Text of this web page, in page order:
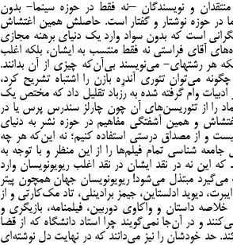
و نویسندگان –نه فقط در حوزه سینما- بدون
در حوزه نوشتار و گفتار است. حاصلش همین اغتشاش
است که بدون سواد وارد یک دنیای برهنه مجازی
آقای فراستی نه فقط منتسب به ایشان، بلکه اغلب
نویسندگان بی‌پایه و اساسی است که در نشریات –و نه فقط سینمایی بلکه هر رشته‎ای- می‌نویسند بی‌آن‌که چیزی از آن بدانند.
می‌توان تئوری آندره بازن را اشتباه تشریح کرد،
وام گرفته شده به رُزباد تقلیل داد که مختص یک
را از تئوریسن‌های آن چون چارلز سندرس پرس یا در
و همین آشفتگی مفاهیم در حوزه نشر به دنیای
و از مصداق درستی استفاده کنیم؛ نه این‌که هر چه
شناسی تمام فیلم‌ها را از این منظر و با توجه به
این نه در نقد ایشان در نقد اغلب ریویونویسان وارد
مبتذل می‌شود! ریویونویسان جهان همچون پیتر
دیوید ادلستاین، جیمز برادینلی، تاد مک‌کارتی و از
داستان و واکاوی دوربین، فیلمنامه، بازیگری و
و در آن‌جا نمی‌گویند چرا استاد دانشگاه که از قضا
حد خودشان را نیز می‌دانند که در نهایت دل نوشته‌ای